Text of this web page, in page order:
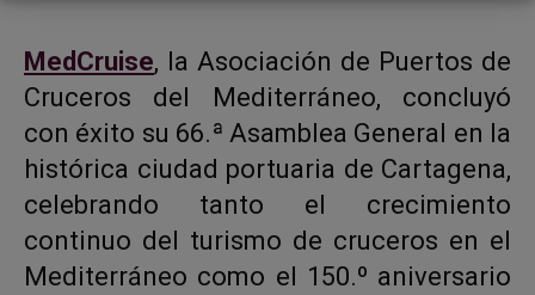
MedCruise, la Asociación de Puertos de
Cruceros del Mediterráneo, concluyó
con éxito su 66.ª Asamblea General en la
histórica ciudad portuaria de Cartagena,
celebrando tanto el crecimiento
continuo del turismo de cruceros en el
Mediterráneo como el 150.º aniversario